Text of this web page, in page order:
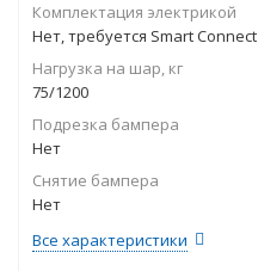
Комплектация электрикой
Нет, требуется Smart Connect
Нагрузка на шар, кг
75/1200
Подрезка бампера
Нет
Снятие бампера
Нет
Все характеристики